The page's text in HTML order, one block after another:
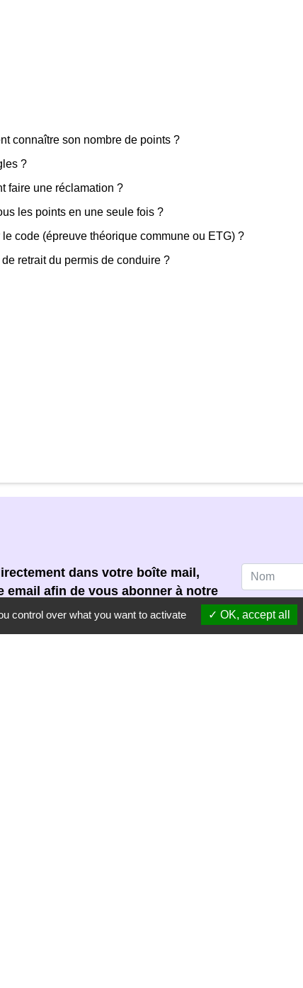
connaître son nombre de points ?
?
faire une réclamation ?
les points en une seule fois ?
code (épreuve théorique commune ou ETG) ?
retrait du permis de conduire ?
dans votre boîte mail,
afin de vous abonner à notre
acceptez de recevoir notre
control over what you want to activate OK, accept all